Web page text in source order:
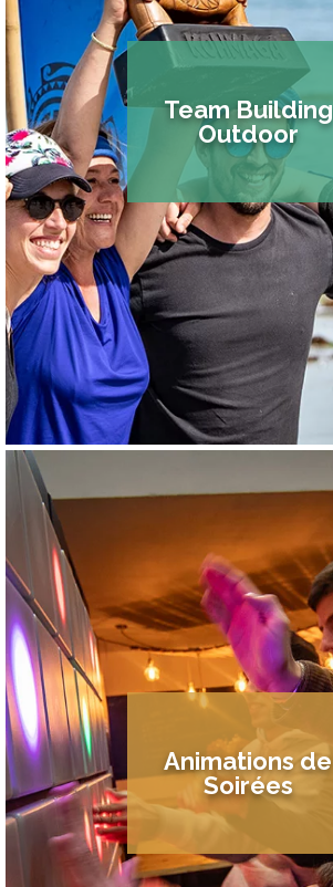
Team Building
Outdoor
Animations de
Soirées